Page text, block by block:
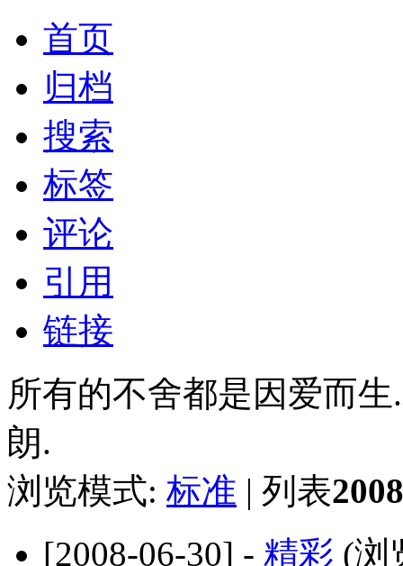
首页
归档
搜索
标签
评论
引用
链接
所有的不舍都是因爱而
朗.
浏览模式: 标准 | 列表
[2008-06-30] - 精彩 (浏